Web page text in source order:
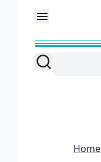
Home